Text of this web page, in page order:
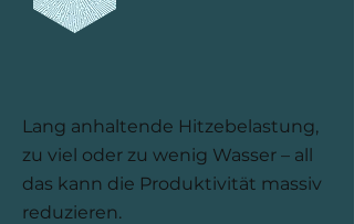
Lang anhaltende Hitzebelastung,
zu viel oder zu wenig Wasser – all
das kann die Produktivität massiv
reduzieren.